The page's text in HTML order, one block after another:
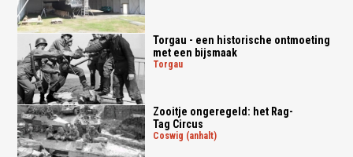
Torgau - een historische ontmoeting
met een bijsmaak
torgau
Zooitje ongeregeld: het Rag-
Tag Circus
coswig (anhalt)